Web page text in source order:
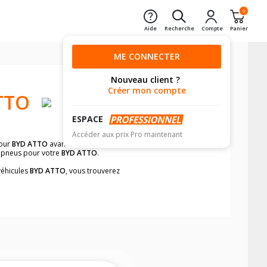
Aide Recherche Compte
0
Panier
ME CONNECTER
Nouveau client ?
Créer mon compte
ESPACE
Accéder aux prix Pro maintenant
BYD ATTO avant de valider votre
pour votre BYD ATTO.
BYD ATTO, vous trouverez